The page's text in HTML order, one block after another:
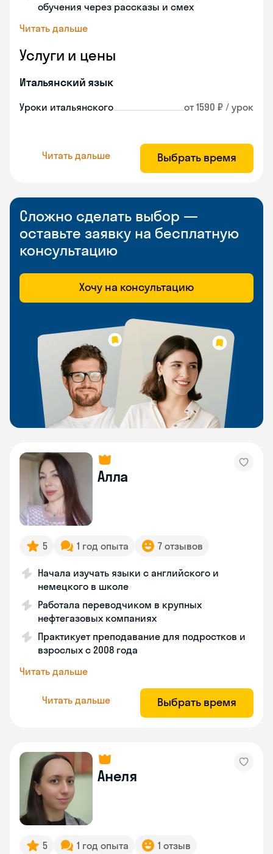
обучения через рассказы и смех
Читать дальше
Услуги и цены
Итальянский язык
Уроки итальянского от 1590 ₽ / урок
Читать дальше Выбрать время
Сложно сделать выбор —
оставьте заявку на бесплатную
консультацию
Хочу на консультацию
Алла
5 1 год опыта 7 отзывов
Начала изучать языки с английского и
немецкого в школе
Работала переводчиком в крупных
нефтегазовых компаниях
Практикует преподавание для подростков и
взрослых с 2008 года
Читать дальше
Читать дальше Выбрать время
Анеля
5 1 год опыта 1 отзыв